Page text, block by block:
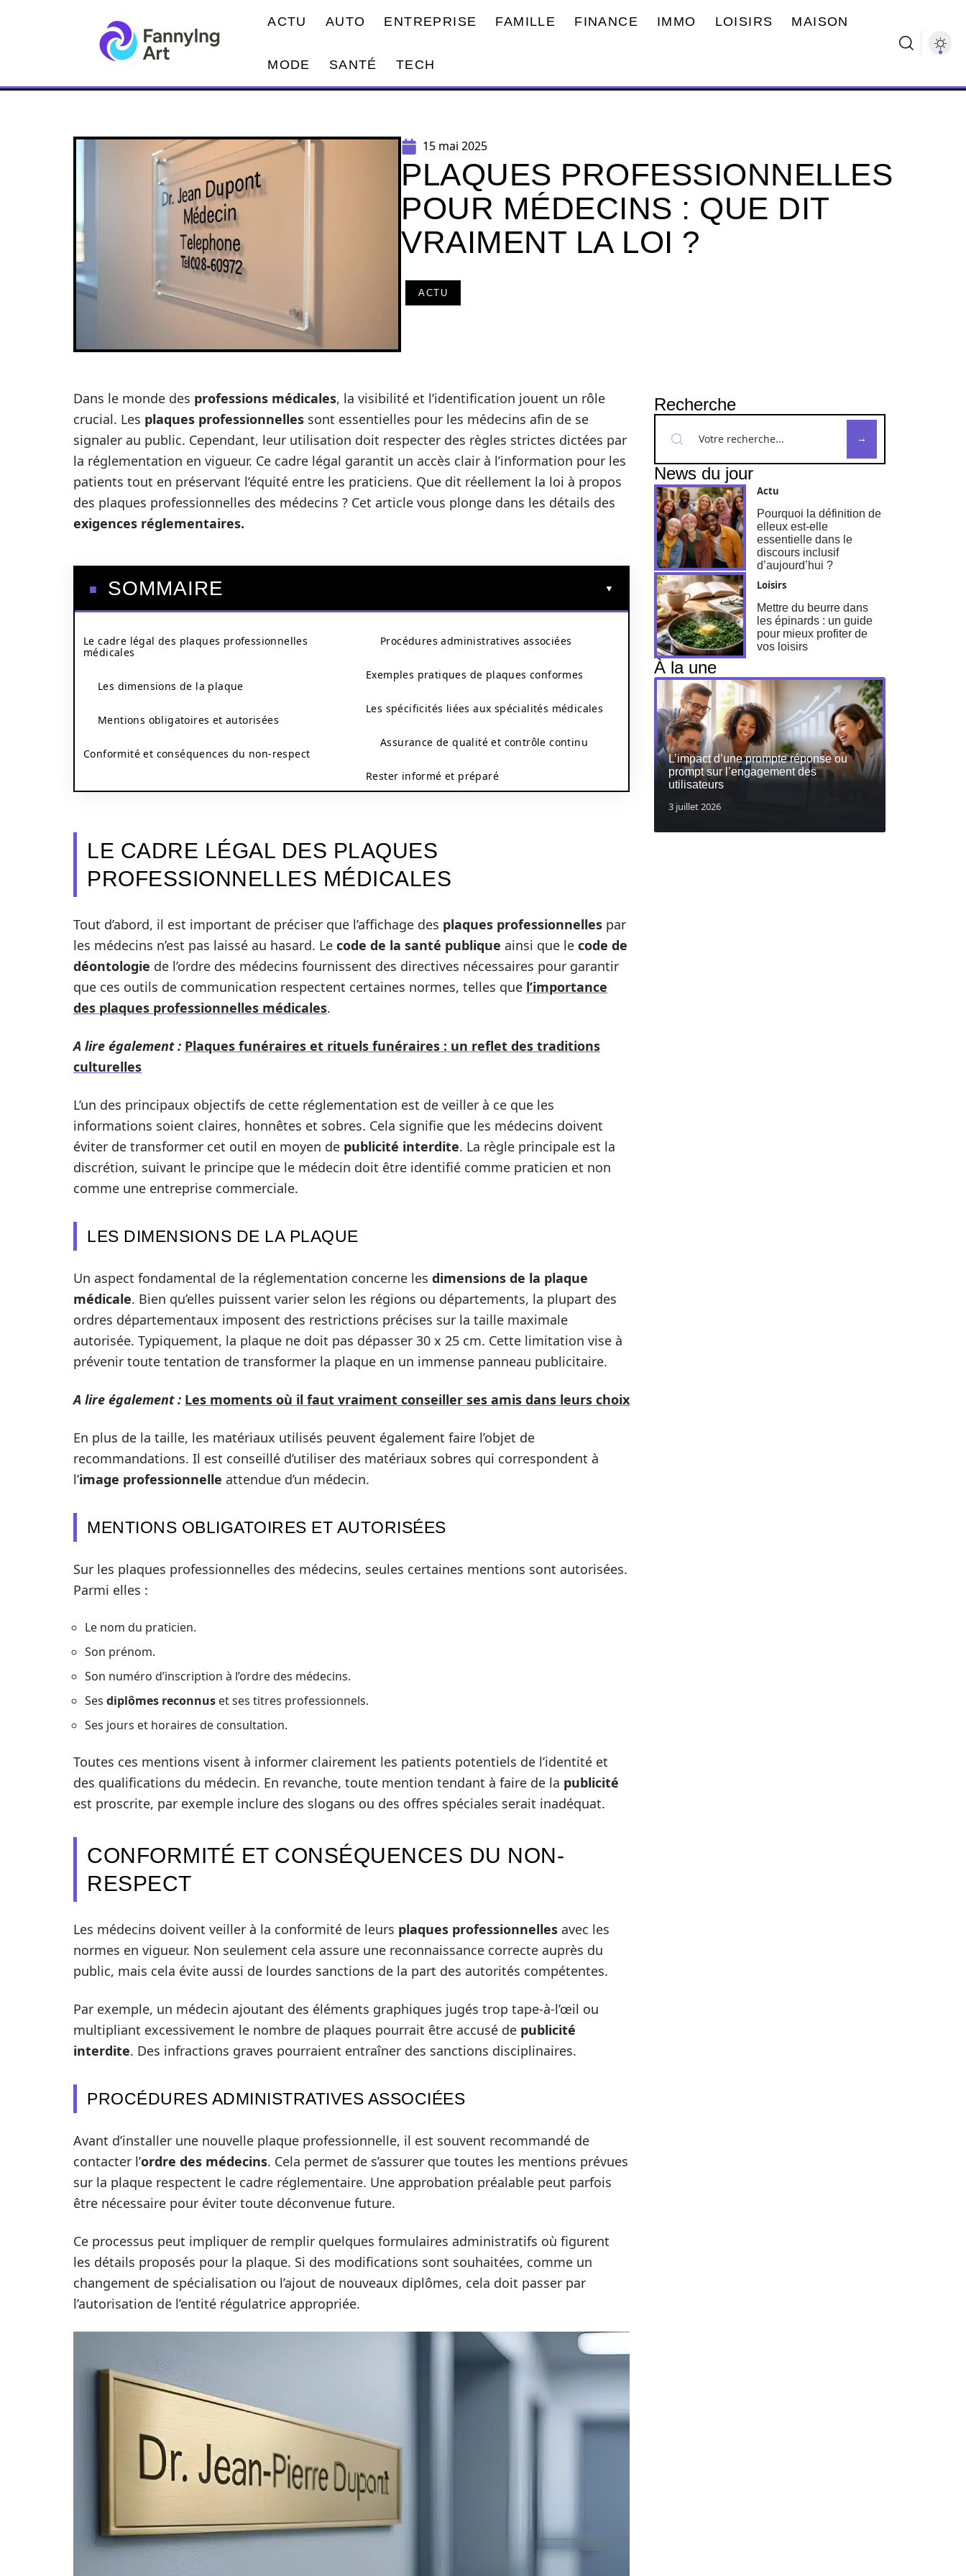
ACTU AUTO ENTREPRISE FAMILLE FINANCE IMMO LOISIRS MAISON
MODE SANTÉ TECH
15 mai 2025
PLAQUES PROFESSIONNELLES
POUR MÉDECINS : QUE DIT
VRAIMENT LA LOI ?
ACTU
Dans le monde des professions médicales, la visibilité et l’identification jouent un rôle
crucial. Les plaques professionnelles sont essentielles pour les médecins afin de se
signaler au public. Cependant, leur utilisation doit respecter des règles strictes dictées par
la réglementation en vigueur. Ce cadre légal garantit un accès clair à l’information pour les
patients tout en préservant l’équité entre les praticiens. Que dit réellement la loi à propos
des plaques professionnelles des médecins ? Cet article vous plonge dans les détails des
exigences réglementaires.
SOMMAIRE
Le cadre légal des plaques professionnelles
médicales
Les dimensions de la plaque
Mentions obligatoires et autorisées
Conformité et conséquences du non-respect
Procédures administratives associées
Exemples pratiques de plaques conformes
Les spécificités liées aux spécialités médicales
Assurance de qualité et contrôle continu
Rester informé et préparé
LE CADRE LÉGAL DES PLAQUES
PROFESSIONNELLES MÉDICALES
Tout d’abord, il est important de préciser que l’affichage des plaques professionnelles par
les médecins n’est pas laissé au hasard. Le code de la santé publique ainsi que le code de
déontologie de l’ordre des médecins fournissent des directives nécessaires pour garantir
que ces outils de communication respectent certaines normes, telles que l’importance
des plaques professionnelles médicales.
A lire également : Plaques funéraires et rituels funéraires : un reflet des traditions
culturelles
L’un des principaux objectifs de cette réglementation est de veiller à ce que les
informations soient claires, honnêtes et sobres. Cela signifie que les médecins doivent
éviter de transformer cet outil en moyen de publicité interdite. La règle principale est la
discrétion, suivant le principe que le médecin doit être identifié comme praticien et non
comme une entreprise commerciale.
LES DIMENSIONS DE LA PLAQUE
Un aspect fondamental de la réglementation concerne les dimensions de la plaque
médicale. Bien qu’elles puissent varier selon les régions ou départements, la plupart des
ordres départementaux imposent des restrictions précises sur la taille maximale
autorisée. Typiquement, la plaque ne doit pas dépasser 30 x 25 cm. Cette limitation vise à
prévenir toute tentation de transformer la plaque en un immense panneau publicitaire.
A lire également : Les moments où il faut vraiment conseiller ses amis dans leurs choix
En plus de la taille, les matériaux utilisés peuvent également faire l’objet de
recommandations. Il est conseillé d’utiliser des matériaux sobres qui correspondent à
l’image professionnelle attendue d’un médecin.
MENTIONS OBLIGATOIRES ET AUTORISÉES
Sur les plaques professionnelles des médecins, seules certaines mentions sont autorisées.
Parmi elles :
Le nom du praticien.
Son prénom.
Son numéro d’inscription à l’ordre des médecins.
Ses diplômes reconnus et ses titres professionnels.
Ses jours et horaires de consultation.
Toutes ces mentions visent à informer clairement les patients potentiels de l’identité et
des qualifications du médecin. En revanche, toute mention tendant à faire de la publicité
est proscrite, par exemple inclure des slogans ou des offres spéciales serait inadéquat.
CONFORMITÉ ET CONSÉQUENCES DU NON-
RESPECT
Les médecins doivent veiller à la conformité de leurs plaques professionnelles avec les
normes en vigueur. Non seulement cela assure une reconnaissance correcte auprès du
public, mais cela évite aussi de lourdes sanctions de la part des autorités compétentes.
Par exemple, un médecin ajoutant des éléments graphiques jugés trop tape-à-l’œil ou
multipliant excessivement le nombre de plaques pourrait être accusé de publicité
interdite. Des infractions graves pourraient entraîner des sanctions disciplinaires.
PROCÉDURES ADMINISTRATIVES ASSOCIÉES
Avant d’installer une nouvelle plaque professionnelle, il est souvent recommandé de
contacter l’ordre des médecins. Cela permet de s’assurer que toutes les mentions prévues
sur la plaque respectent le cadre réglementaire. Une approbation préalable peut parfois
être nécessaire pour éviter toute déconvenue future.
Ce processus peut impliquer de remplir quelques formulaires administratifs où figurent
les détails proposés pour la plaque. Si des modifications sont souhaitées, comme un
changement de spécialisation ou l’ajout de nouveaux diplômes, cela doit passer par
l’autorisation de l’entité régulatrice appropriée.
Recherche
News du jour
Actu
Pourquoi la définition de
elleux est-elle
essentielle dans le
discours inclusif
d’aujourd’hui ?
Loisirs
Mettre du beurre dans
les épinards : un guide
pour mieux profiter de
vos loisirs
À la une
L’impact d’une prompte réponse ou
prompt sur l’engagement des
utilisateurs
3 juillet 2026